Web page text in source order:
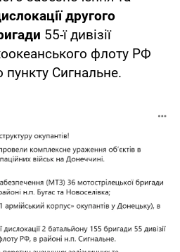
другого
55-ї дивізії
флоту РФ
пункту Сигнальне.